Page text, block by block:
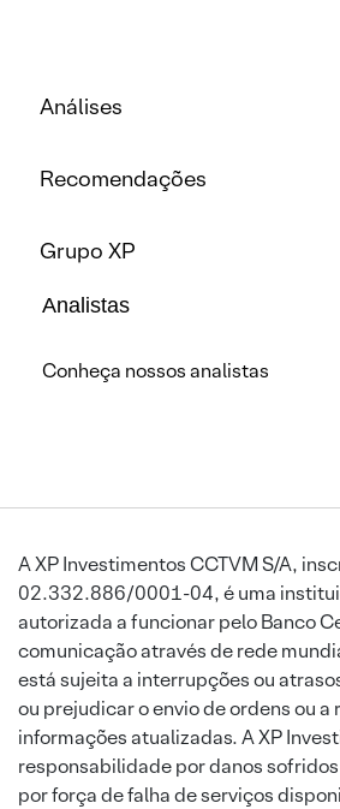
Análises
Recomendações
Grupo XP
Analistas
Conheça nossos analistas
A XP Investimentos CCTVM S/A,
02.332.886/0001-04, é uma
autorizada a funcionar pelo Banco
comunicação através de rede
está sujeita a interrupções ou
ou prejudicar o envio de ordens ou a
informações atualizadas. A XP
responsabilidade por danos
por força de falha de serviços